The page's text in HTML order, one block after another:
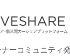
ーコミュニティ